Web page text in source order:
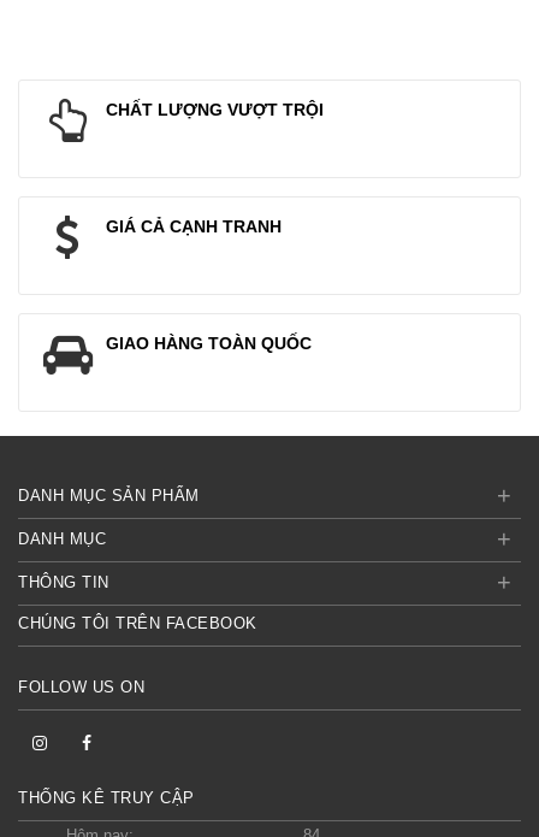
CHẤT LƯỢNG VƯỢT TRỘI
GIÁ CẢ CẠNH TRANH
GIAO HÀNG TOÀN QUỐC
DANH MỤC SẢN PHẨM +
DANH MỤC +
THÔNG TIN +
CHÚNG TÔI TRÊN FACEBOOK
FOLLOW US ON
THỐNG KÊ TRUY CẬP